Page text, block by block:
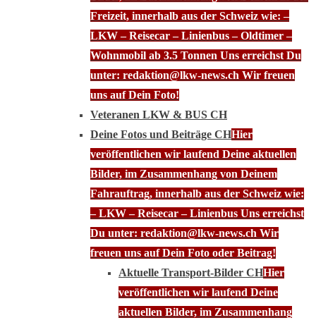
Freizeit, innerhalb aus der Schweiz wie: –
LKW – Reisecar – Linienbus – Oldtimer –
Wohnmobil ab 3.5 Tonnen Uns erreichst Du
unter: redaktion@lkw-news.ch Wir freuen
uns auf Dein Foto!
Veteranen LKW & BUS CH
Deine Fotos und Beiträge CHHier
veröffentlichen wir laufend Deine aktuellen
Bilder, im Zusammenhang von Deinem
Fahrauftrag, innerhalb aus der Schweiz wie:
– LKW – Reisecar – Linienbus Uns erreichst
Du unter: redaktion@lkw-news.ch Wir
freuen uns auf Dein Foto oder Beitrag!
Aktuelle Transport-Bilder CHHier
veröffentlichen wir laufend Deine
aktuellen Bilder, im Zusammenhang